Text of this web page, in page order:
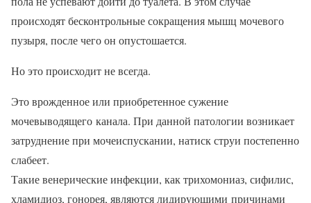
происходят бесконтрольные сокращения мышц мочевого
пузыря, после чего он опустошается.
Но это происходит не всегда.
Это врожденное или приобретенное сужение
мочевыводящего канала. При данной патологии возникает
затруднение при мочеиспускании, натиск струи постепенно
слабеет.
Такие венерические инфекции, как трихомониаз, сифилис,
хламидиоз, гонорея, являются лидирующими причинами